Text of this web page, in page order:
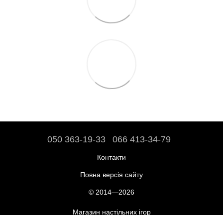
050 363-19-33 066 413-34-79
Контакти
Повна версія сайту
© 2014—2026
Магазин настільних ігор